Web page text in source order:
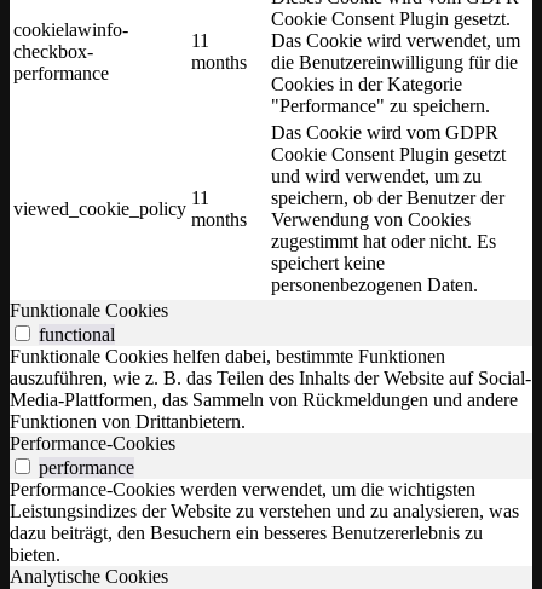
cookielawinfo-
checkbox-
performance
11
months
Cookie Consent Plugin gesetzt.
Das Cookie wird verwendet, um
die Benutzereinwilligung für die
Cookies in der Kategorie
"Performance" zu speichern.
viewed_cookie_policy
11
months
Das Cookie wird vom GDPR
Cookie Consent Plugin gesetzt
und wird verwendet, um zu
speichern, ob der Benutzer der
Verwendung von Cookies
zugestimmt hat oder nicht. Es
speichert keine
personenbezogenen Daten.
Funktionale Cookies
functional
Funktionale Cookies helfen dabei, bestimmte Funktionen
auszuführen, wie z. B. das Teilen des Inhalts der Website auf Social-
Media-Plattformen, das Sammeln von Rückmeldungen und andere
Funktionen von Drittanbietern.
Performance-Cookies
performance
Performance-Cookies werden verwendet, um die wichtigsten
Leistungsindizes der Website zu verstehen und zu analysieren, was
dazu beiträgt, den Besuchern ein besseres Benutzererlebnis zu
bieten.
Analytische Cookies